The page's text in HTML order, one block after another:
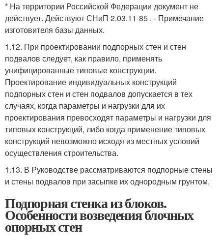
* На территории Российской Федерации документ не
действует. Действуют СНиП 2.03.11-85 . - Примечание
изготовителя базы данных.
1.12. При проектировании подпорных стен и стен
подвалов следует, как правило, применять
унифицированные типовые конструкции.
Проектирование индивидуальных конструкций
подпорных стен и стен подвалов допускается в тех
случаях, когда параметры и нагрузки для их
проектирования превосходят параметры и нагрузки для
типовых конструкций, либо когда применение типовых
конструкций невозможно исходя из местных условий
осуществления строительства.
1.13. В Руководстве рассматриваются подпорные стены
и стены подвалов при засыпке их однородным грунтом.
Подпорная стенка из блоков.
Особенности возведения блочных
опорных стен